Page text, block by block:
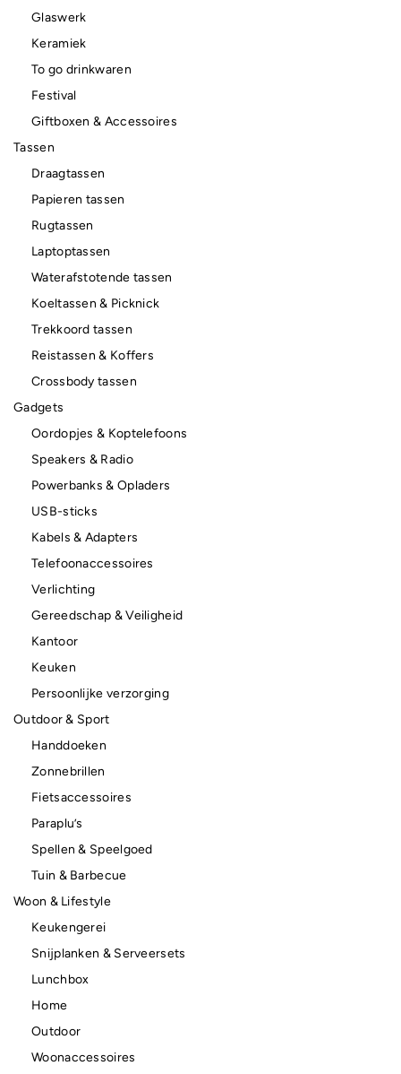
Glaswerk
Keramiek
To go drinkwaren
Festival
Giftboxen & Accessoires
Tassen
Draagtassen
Papieren tassen
Rugtassen
Laptoptassen
Waterafstotende tassen
Koeltassen & Picknick
Trekkoord tassen
Reistassen & Koffers
Crossbody tassen
Gadgets
Oordopjes & Koptelefoons
Speakers & Radio
Powerbanks & Opladers
USB-sticks
Kabels & Adapters
Telefoonaccessoires
Verlichting
Gereedschap & Veiligheid
Kantoor
Keuken
Persoonlijke verzorging
Outdoor & Sport
Handdoeken
Zonnebrillen
Fietsaccessoires
Paraplu’s
Spellen & Speelgoed
Tuin & Barbecue
Woon & Lifestyle
Keukengerei
Snijplanken & Serveersets
Lunchbox
Home
Outdoor
Woonaccessoires